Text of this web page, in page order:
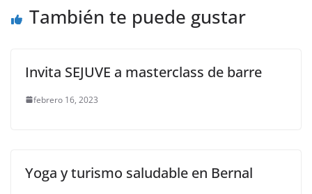
k
También te puede gustar
Invita SEJUVE a masterclass de barre
febrero 16, 2023
Yoga y turismo saludable en Bernal